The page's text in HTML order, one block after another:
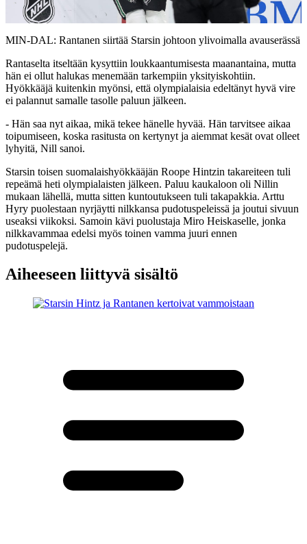
Video
MIN-DAL: Rantanen siirtää Starsin johtoon ylivoimalla avauserässä
Rantaselta itseltään kysyttiin loukkaantumisesta maanantaina, mutta
hän ei ollut halukas menemään tarkempiin yksityiskohtiin.
Hyökkääjä kuitenkin myönsi, että olympialaisia edeltänyt hyvä vire
ei palannut samalle tasolle paluun jälkeen.
- Hän saa nyt aikaa, mikä tekee hänelle hyvää. Hän tarvitsee aikaa
toipumiseen, koska rasitusta on kertynyt ja aiemmat kesät ovat olleet
lyhyitä, Nill sanoi.
Starsin toisen suomalaishyökkääjän Roope Hintzin takareiteen tuli
repeämä heti olympialaisten jälkeen. Paluu kaukaloon oli Nillin
mukaan lähellä, mutta sitten kuntoutukseen tuli takapakkia. Arttu
Hyry puolestaan nyrjäytti nilkkansa pudotuspeleissä ja joutui sivuun
useaksi viikoksi. Samoin kävi puolustaja Miro Heiskaselle, jonka
nilkkavammaa edelsi myös toinen vamma juuri ennen
pudotuspelejä.
Aiheeseen liittyvä sisältö